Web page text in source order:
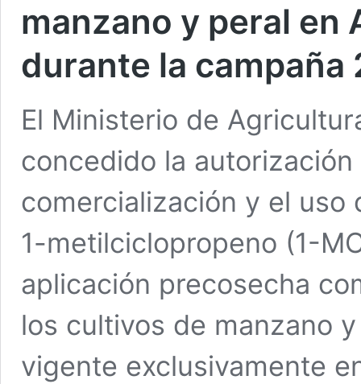
manzano y peral en
durante la campaña
El Ministerio de
concedido la
comercialización y el uso
1-metilciclopropeno (1-
aplicación precosecha
los cultivos de manzano
vigente exclusivamente